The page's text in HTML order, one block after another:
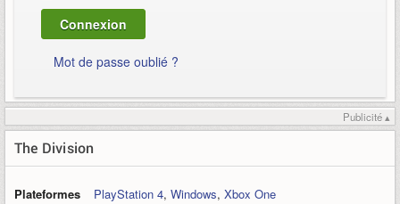
Mot de passe oublié ?
Publicité ▴
The Division
Plateformes PlayStation 4, Windows, Xbox One